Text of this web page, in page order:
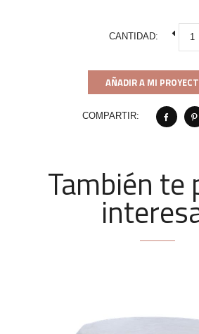
CANTIDAD:
AÑADIR A MI
COMPARTIR:
También te